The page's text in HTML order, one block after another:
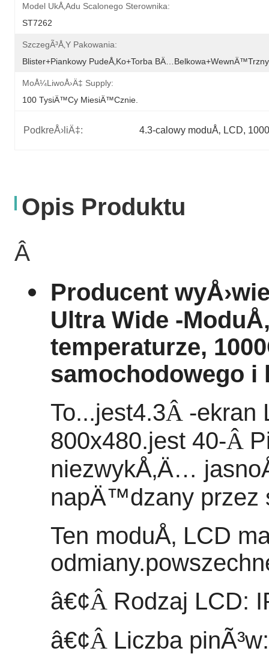
Model UkÅ‚adu Scalonego Sterownika:
ST7262
SzczegÃ³Å‚y Pakowania:
Blister+piankowy PudeÅ‚ko+torba
MoÅ¼liwoÅ›Ä‡ Supply:
100 TysiÄ™cy MiesiÄ™cznie.
PodkreÅ›liÄ‡: 4.3-calowy moduÅ‚ LCD,
Opis Produktu
Â
Producent
Ultra Wide -
temperaturze, 1000
samochodowego i
To...jest4.3Â -ekran
800x480.jest 40-Â
niezwykÅ‚Ä…
napÄ™dzany przez
Ten moduÅ‚ LCD
odmiany.
â€¢Â Rodzaj LCD:
â€¢Â Liczba